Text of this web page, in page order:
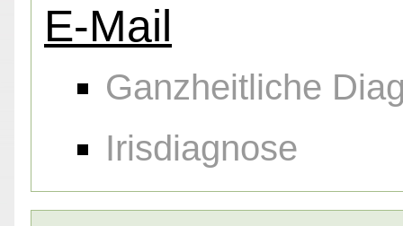
E-Mail
Ganzheitliche
Irisdiagnose